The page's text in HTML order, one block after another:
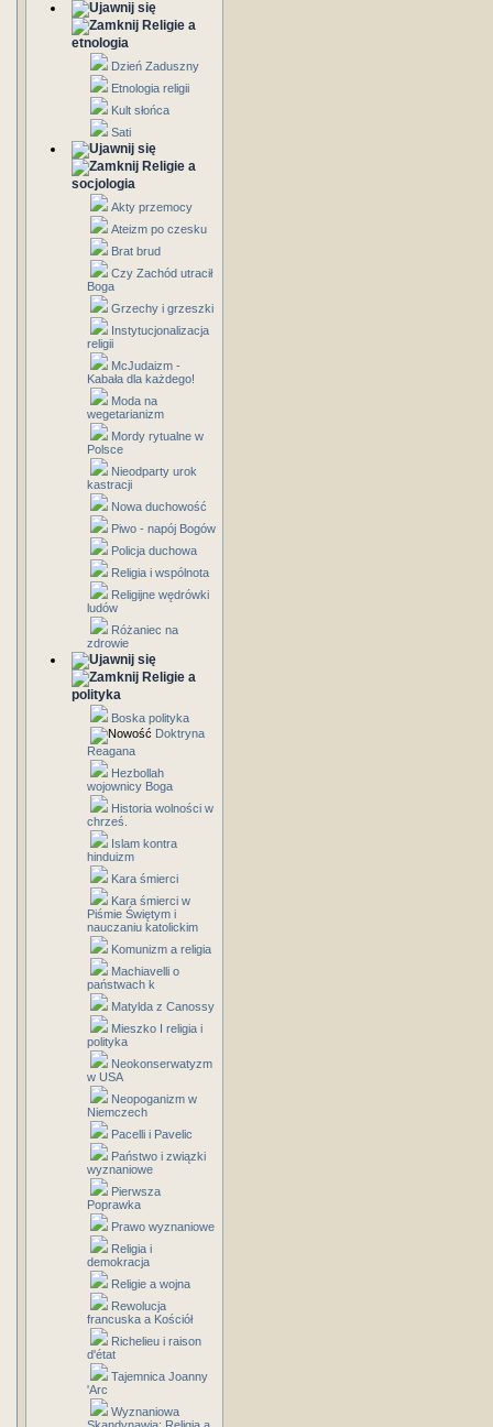
Religie a
etnologia
Dzień Zaduszny
Etnologia religii
Kult słońca
Sati
Religie a
socjologia
Akty przemocy
Ateizm po czesku
Brat brud
Czy Zachód utracił
Boga
Grzechy i grzeszki
Instytucjonalizacja
religii
McJudaizm -
Kabała dla każdego!
Moda na
wegetarianizm
Mordy rytualne w
Polsce
Nieodparty urok
kastracji
Nowa duchowość
Piwo - napój Bogów
Policja duchowa
Religia i wspólnota
Religijne wędrówki
ludów
Różaniec na
zdrowie
Religie a
polityka
Boska polityka
Doktryna
Reagana
Hezbollah
wojownicy Boga
Historia wolności w
chrześ.
Islam kontra
hinduizm
Kara śmierci
Kara śmierci w
Piśmie Świętym i
nauczaniu katolickim
Komunizm a religia
Machiavelli o
państwach k
Matylda z Canossy
Mieszko I religia i
polityka
Neokonserwatyzm
w USA
Neopoganizm w
Niemczech
Pacelli i Pavelic
Państwo i związki
wyznaniowe
Pierwsza
Poprawka
Prawo wyznaniowe
Religia i
demokracja
Religie a wojna
Rewolucja
francuska a Kościół
Richelieu i raison
d'état
Tajemnica Joanny
'Arc
Wyznaniowa